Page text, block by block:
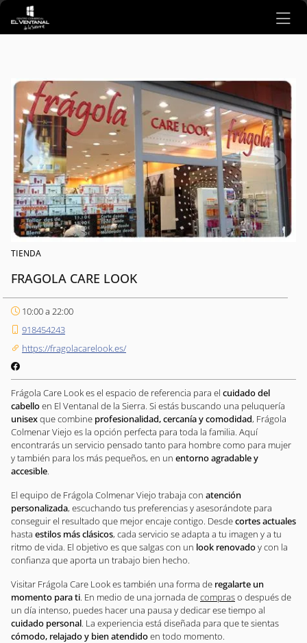
Ir al contenido principal
TIENDA
FRAGOLA CARE LOOK
10:00 a 22:00
918454243
https://fragolacarelook.es/
Frágola Care Look es el espacio de referencia para el cuidado del
cabelloen El Ventanal de la Sierra. Si estás buscando una peluquería
unisexque combine profesionalidad, cercanía y comodidad, Frágola
Colmenar Viejo es la opción perfecta para toda la familia. Aquí
encontrarás un servicio pensado tanto para hombre como para mujer
y también para los más pequeños, en un entorno agradable y
accesible
El equipo de Frágola Colmenar Viejo trabaja con atención
personalizada, escuchando tus preferencias y asesorándote para
conseguir el resultado que mejor encaje contigo. Desdecortes actuales
hasta estilos más clásicos, cada servicio se adapta a tu imagen y a tu
ritmo de vida. El objetivo es que salgas con un look renovadoy con la
confianza que aporta un trabajo bien hecho.
Visitar Frágola Care Look es también una forma de regalarte un
momento para ti . En medio de una jornada decompraso después de
un día intenso, puedes hacer una pausa y dedicar ese tiempo al
cuidado personal . La experiencia está diseñada para que te sientas
cómodo, relajado y bien atendidoen todo momento.